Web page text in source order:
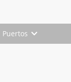
Puertos